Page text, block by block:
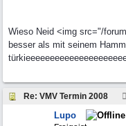
Wieso Neid <img src="/
besser als mit seinem
Re: VMV Termin 2008
Lupo